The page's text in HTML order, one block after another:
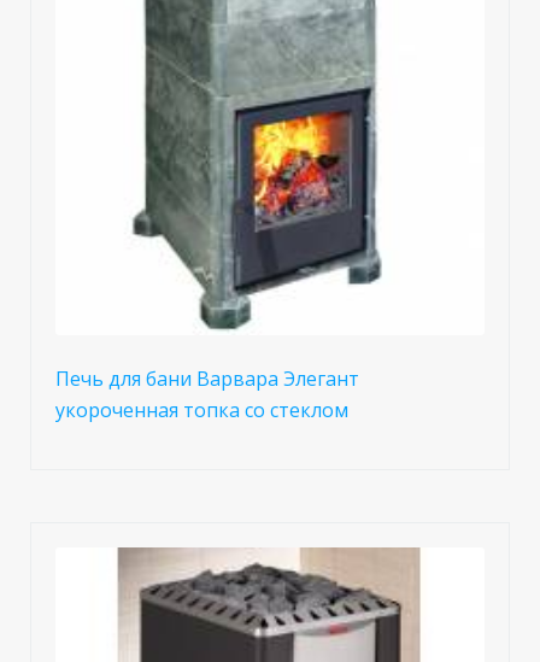
Печь для бани Варвара Элегант
укороченная топка со стеклом